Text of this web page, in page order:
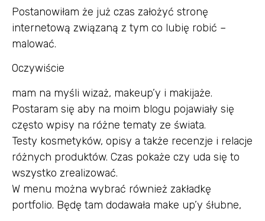
Postanowiłam że już czas założyć stronę
internetową związaną z tym co lubię robić –
malować.
Oczywiście
mam na myśli wizaż, makeup’y i makijaże.
Postaram się aby na moim blogu pojawiały się
często wpisy na różne tematy ze świata.
Testy kosmetyków, opisy a także recenzje i relacje
różnych produktów. Czas pokaże czy uda się to
wszystko zrealizować.
W menu można wybrać również zakładkę
portfolio. Będę tam dodawała make up’y śłubne,